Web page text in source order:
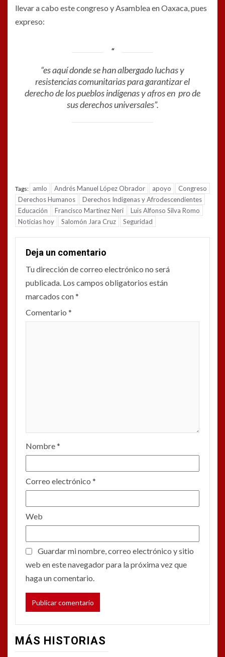
llevar a cabo este congreso y Asamblea en Oaxaca, pues
expreso:
“es aquí donde se han albergado luchas y
resistencias comunitarias para garantizar el
derecho de los pueblos indígenas y afros en pro de
sus derechos universales”.
Tags: amlo Andrés Manuel López Obrador apoyo
Congreso
Derechos Humanos
Derechos Indigenas y Afrodescendientes
Educación
Francisco Martínez Neri
Luis Alfonso Silva Romo
Noticias hoy
Salomón Jara Cruz Seguridad
Deja un comentario
Tu dirección de correo electrónico no será
publicada. Los campos obligatorios están
marcados con*
Comentario *
Nombre*
Correo electrónico *
Web
Guardar mi nombre, correo electrónico y sitio
web en este navegador para la próxima vez que
haga un comentario.
MÁS HISTORIAS